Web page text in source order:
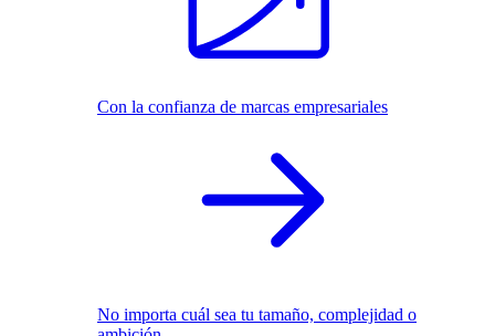
Con la confianza de marcas empresariales
No importa cuál sea tu tamaño, complejidad o